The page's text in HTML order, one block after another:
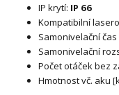
IP krytí: IP 66
Kompatibilní
Samonivelační čas
Samonivelační
Počet otáček bez
Hmotnost vč. aku